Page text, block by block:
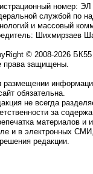
номер:
службой по
и массовый
Шихмирзаев
© 2008-2026 БК55
права защищены.
размещении
обязательна.
не всегда
за
материалов
и в электронных
редакции.